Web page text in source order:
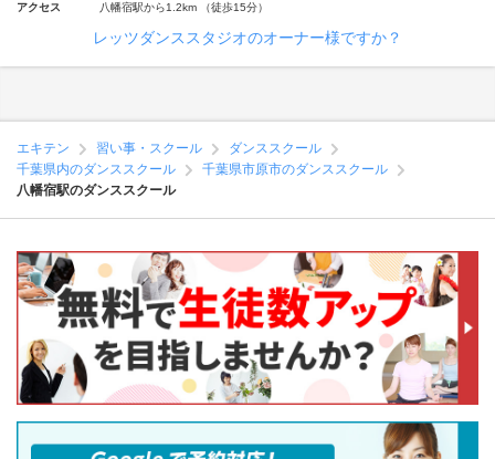
アクセス 八幡宿駅から1.2km （徒歩15分）
レッツダンススタジオのオーナー様ですか？
エキテン 習い事・スクール
ダンススクール
千葉県内のダンススクール
千葉県市原市のダンススクール
八幡宿駅のダンススクール